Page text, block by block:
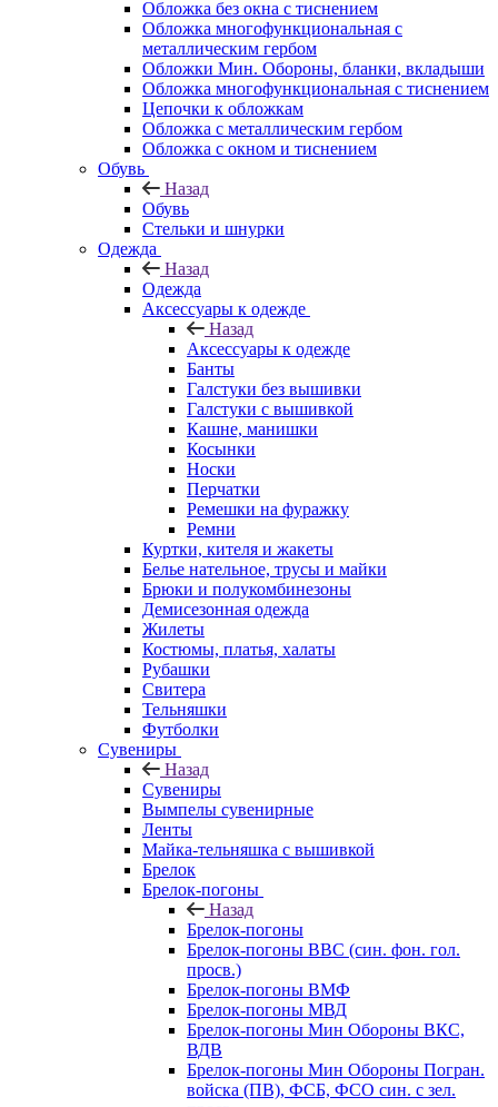
Обложка без окна с тиснением
Обложка многофункциональная с
металлическим гербом
Обложки Мин. Обороны, бланки, вкладыши
Обложка многофункциональная с тиснением
Цепочки к обложкам
Обложка с металлическим гербом
Обложка с окном и тиснением
Обувь
Назад
Обувь
Стельки и шнурки
Одежда
Назад
Одежда
Аксессуары к одежде
Назад
Аксессуары к одежде
Банты
Галстуки без вышивки
Галстуки с вышивкой
Кашне, манишки
Косынки
Носки
Перчатки
Ремешки на фуражку
Ремни
Куртки, кителя и жакеты
Белье нательное, трусы и майки
Брюки и полукомбинезоны
Демисезонная одежда
Жилеты
Костюмы, платья, халаты
Рубашки
Свитера
Тельняшки
Футболки
Сувениры
Назад
Сувениры
Вымпелы сувенирные
Ленты
Майка-тельняшка с вышивкой
Брелок
Брелок-погоны
Назад
Брелок-погоны
Брелок-погоны ВВС (син. фон. гол.
просв.)
Брелок-погоны ВМФ
Брелок-погоны МВД
Брелок-погоны Мин Обороны ВКС,
ВДВ
Брелок-погоны Мин Обороны Погран.
войска (ПВ), ФСБ, ФСО син. с зел.